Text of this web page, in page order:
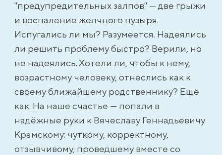
"предупредительных залпов" — две грыжи
и воспаление желчного пузыря.
Испугались ли мы? Разумеется. Надеялись
ли решить проблему быстро? Верили, но
не надеялись. Хотели ли, чтобы к нему,
возрастному человеку, отнеслись как к
своему ближайшему родственнику? Ещё
как. На наше счастье — попали в
надёжные руки к Вячеславу Геннадьевичу
Крамскому: чуткому, корректному,
отзывчивому; проведшему вместе со